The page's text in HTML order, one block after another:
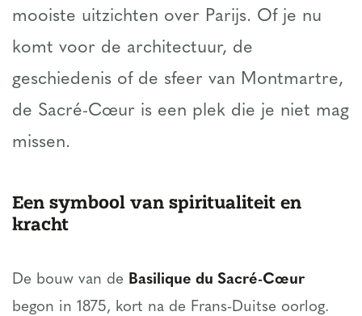
mooiste uitzichten over Parijs. Of je nu
komt voor de architectuur, de
geschiedenis of de sfeer van Montmartre,
de Sacré-Cœur is een plek die je niet mag
missen.
Een symbool van spiritualiteit en
kracht
De bouw van de Basilique du Sacré-Cœur
begon in 1875, kort na de Frans-Duitse oorlog.